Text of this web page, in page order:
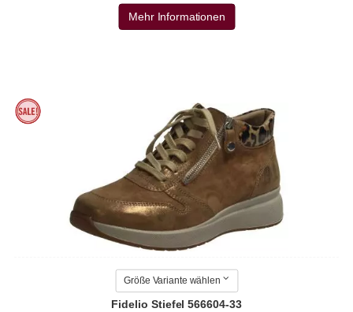
Mehr Informationen
Größe Variante wählen
Fidelio Stiefel 566604-33